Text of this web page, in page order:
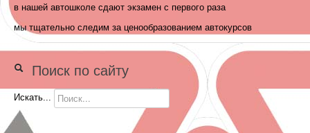
в нашей автошколе сдают экзамен с первого раза
мы тщательно следим за ценообразованием автокурсов
Поиск по сайту
Искать...